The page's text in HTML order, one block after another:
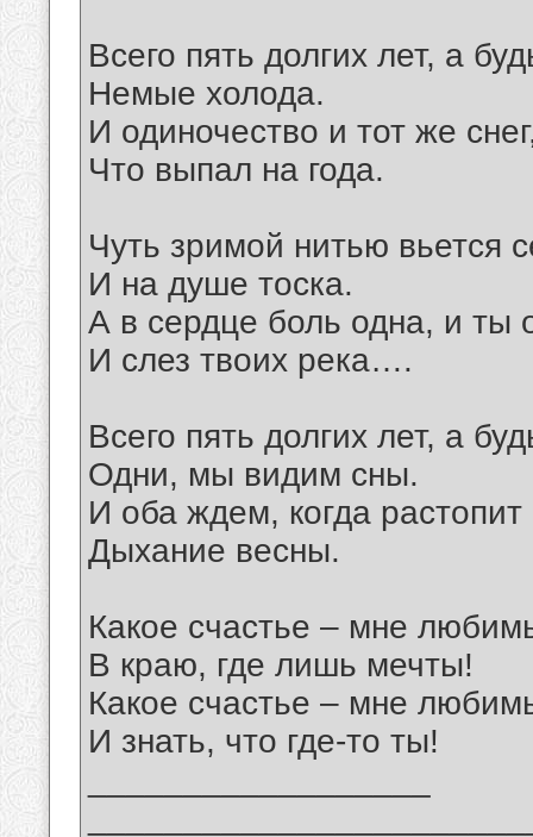
Всего пять долгих лет, а
Немые холода.
И одиночество и тот же
Что выпал на года.
Чуть зримой нитью вьется
И на душе тоска.
А в сердце боль одна, и ты
И слез твоих река….
Всего пять долгих лет, а
Одни, мы видим сны.
И оба ждем, когда растопит
Дыхание весны.
Какое счастье – мне
В краю, где лишь мечты!
Какое счастье – мне
И знать, что где-то ты!